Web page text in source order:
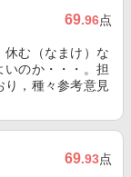
69.96点
む（なまけ）な
のか・・・。担
り，種々参考意見
69.93点